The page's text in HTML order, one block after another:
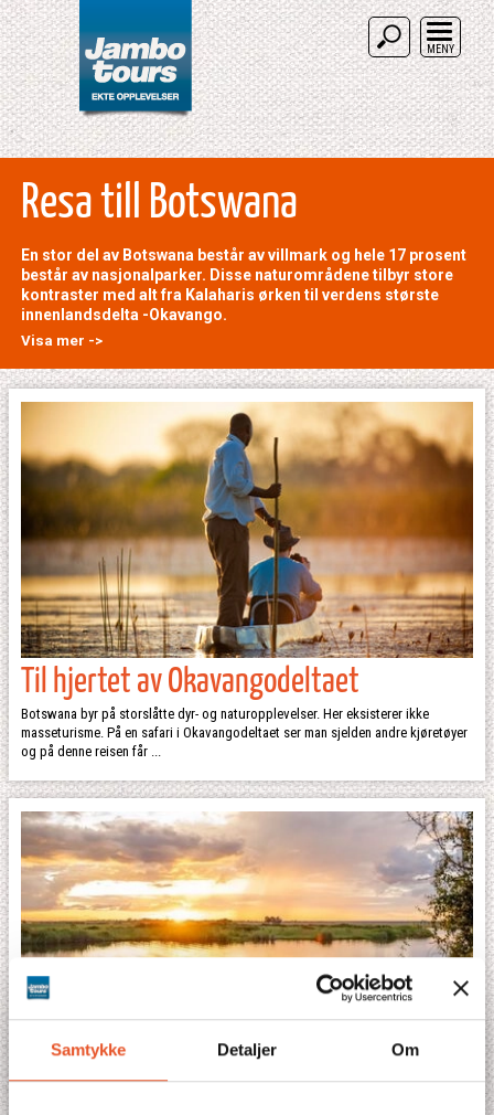
Samtykke Detaljer Om
MENY
Resa till Botswana
En stor del av Botswana består av villmark og hele 17 prosent
består av nasjonalparker. Disse naturområdene tilbyr store
kontraster med alt fra Kalaharis ørken til verdens største
innenlandsdelta -Okavango.
Visa mer ->
Til hjertet av Okavangodeltaet
Botswana byr på storslåtte dyr- og naturopplevelser. Her eksisterer ikke
masseturisme. På en safari i Okavangodeltaet ser man sjelden andre kjøretøyer
og på denne reisen får ...
Chobesafari & Victoriafallene - Chobe